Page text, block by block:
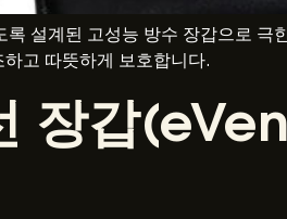
설계된 고성능 방수 장갑으로 극
고 따뜻하게 보호합니다.
장갑